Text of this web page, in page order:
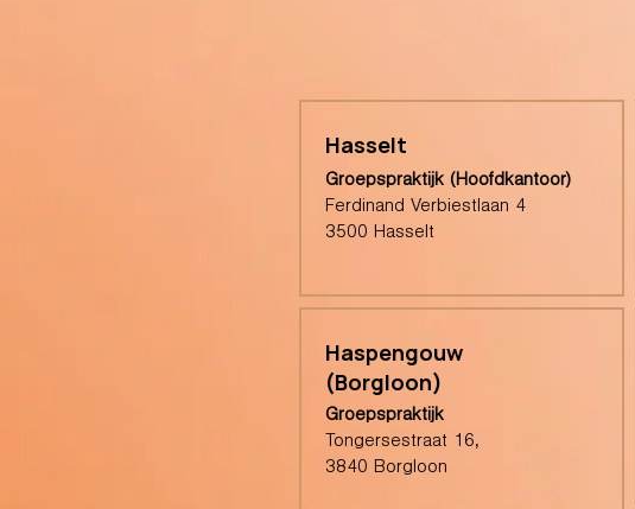
Hasselt
Groepspraktijk (Hoofdkantoor)
Ferdinand Verbiestlaan 4
3500 Hasselt
Haspengouw
(Borgloon)
Groepspraktijk
Tongersestraat 16,
3840 Borgloon